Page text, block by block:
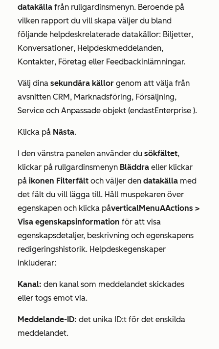
datakälla från rullgardinsmenyn. Beroende på
vilken rapport du vill skapa väljer du bland
följande helpdeskrelaterade datakällor: Biljetter,
Konversationer, Helpdeskmeddelanden,
Kontakter, Företag eller Feedbackinlämningar.
Välj dina sekundära källor genom att välja från
avsnitten CRM, Marknadsföring, Försäljning,
Service och Anpassade objekt (endastEnterprise ).
Klicka på Nästa.
I den vänstra panelen använder du sökfältet,
klickar på rullgardinsmenyn Bläddra eller klickar
på ikonen Filterfält och väljer den datakälla med
det fält du vill lägga till. Håll muspekaren över
egenskapen och klicka påverticalMenuAActions >
Visa egenskapsinformation för att visa
egenskapsdetaljer, beskrivning och egenskapens
redigeringshistorik. Helpdeskegenskaper
inkluderar:
Kanal: den kanal som meddelandet skickades
eller togs emot via.
Meddelande-ID: det unika ID:t för det enskilda
meddelandet.